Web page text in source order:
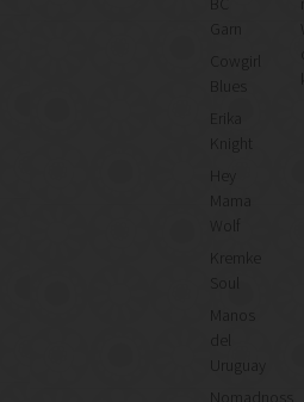
Cowgirl
Knight
Mama
Wolf
Kremke
Manos
Uruguay
Nomadnoss